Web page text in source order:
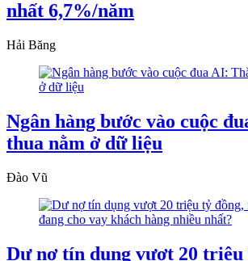
nhất 6,7%/năm
Hải Băng
Ngân hàng bước vào cuộc
thua nằm ở dữ liệu
Đào Vũ
Dư nợ tín dụng vượt 20 triệu